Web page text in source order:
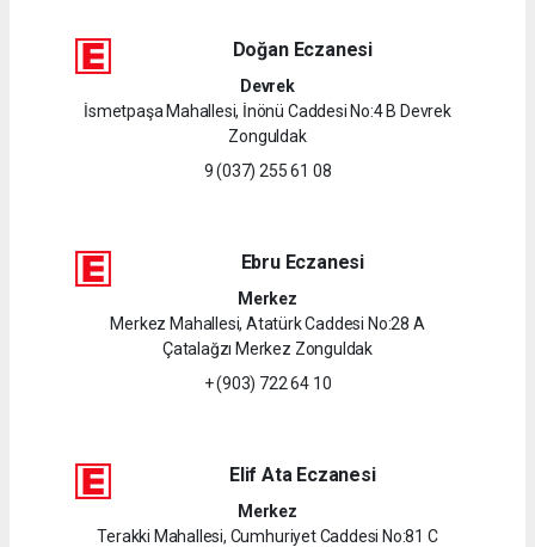
Doğan Eczanesi
Devrek
İsmetpaşa Mahallesi, İnönü Caddesi No:4 B Devrek
Zonguldak
9 (037) 255 61 08
Ebru Eczanesi
Merkez
Merkez Mahallesi, Atatürk Caddesi No:28 A
Çatalağzı Merkez Zonguldak
+ (903) 722 64 10
Elif Ata Eczanesi
Merkez
Terakki Mahallesi, Cumhuriyet Caddesi No:81 C